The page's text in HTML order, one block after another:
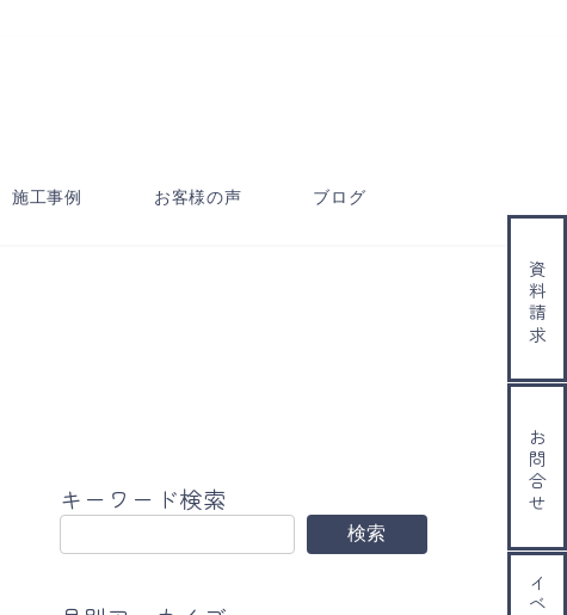
施工事例 お客様の声 ブログ
キーワード検索
検索
資料請求
お問合せ